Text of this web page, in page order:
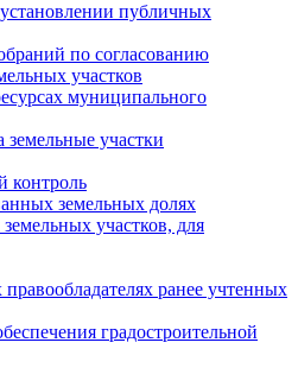
публичных
по согласованию
участков
муниципального
участки
контроль
земельных долях
участков, для
ранее учтенных
градостроительной